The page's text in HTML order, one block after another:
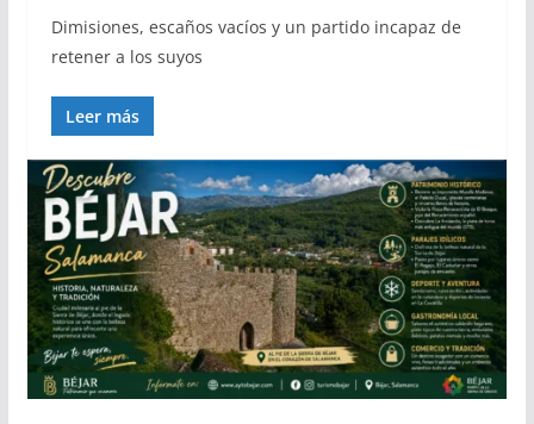
Dimisiones, escaños vacíos y un partido incapaz de
retener a los suyos
Leer más